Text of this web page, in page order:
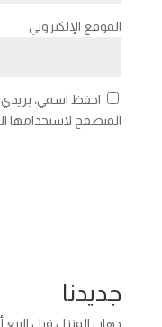
الموقع الإلكتروني
احفظ اسمي، بريدي
المتصفح لاستخدامها
جديدنا
دهان المنزل قبل البيع